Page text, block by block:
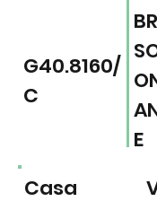
E
G40.8160/
C
Casa